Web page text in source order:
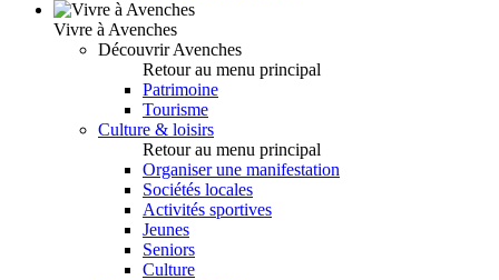
Vivre à Avenches
Découvrir Avenches
Retour au menu principal
Patrimoine
Tourisme
Culture & loisirs
Retour au menu principal
Organiser une manifestation
Sociétés locales
Activités sportives
Jeunes
Seniors
Culture